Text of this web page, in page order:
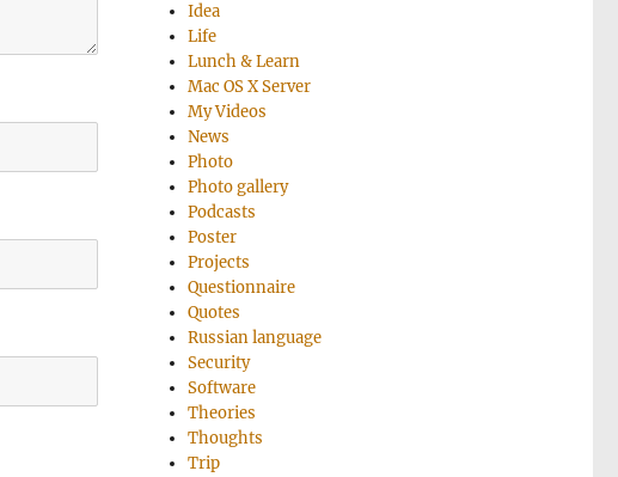
Idea
Life
Lunch & Learn
Mac OS X Server
My Videos
News
Photo
Photo gallery
Podcasts
Poster
Projects
Questionnaire
Quotes
Russian language
Security
Software
Theories
Thoughts
Trip